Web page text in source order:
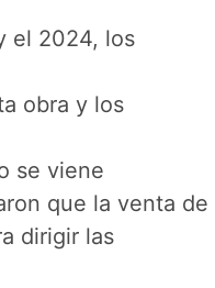
el 2024, los
obra y los
se viene
que la venta de
dirigir las